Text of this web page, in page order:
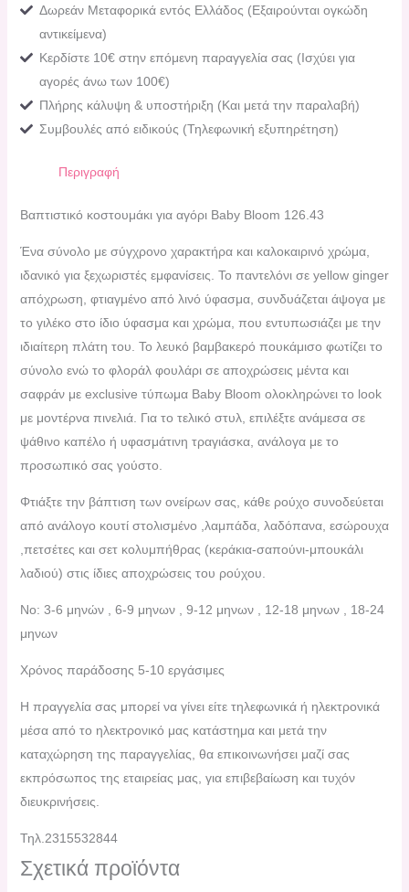
Δωρεάν Μεταφορικά εντός Ελλάδος (Εξαιρούνται ογκώδη
αντικείμενα)
Κερδίστε 10€ στην επόμενη παραγγελία σας (Ισχύει για
αγορές άνω των 100€)
Πλήρης κάλυψη & υποστήριξη (Και μετά την παραλαβή)
Συμβουλές από ειδικούς (Τηλεφωνική εξυπηρέτηση)
Περιγραφή
Βαπτιστικό κοστουμάκι για αγόρι Baby Bloom 126.43
Ένα σύνολο με σύγχρονο χαρακτήρα και καλοκαιρινό χρώμα,
ιδανικό για ξεχωριστές εμφανίσεις. Το παντελόνι σε yellow ginger
απόχρωση, φτιαγμένο από λινό ύφασμα, συνδυάζεται άψογα με
το γιλέκο στο ίδιο ύφασμα και χρώμα, που εντυπωσιάζει με την
ιδιαίτερη πλάτη του. Το λευκό βαμβακερό πουκάμισο φωτίζει το
σύνολο ενώ το φλοράλ φουλάρι σε αποχρώσεις μέντα και
σαφράν με exclusive τύπωμα Baby Bloom ολοκληρώνει το look
με μοντέρνα πινελιά. Για το τελικό στυλ, επιλέξτε ανάμεσα σε
ψάθινο καπέλο ή υφασμάτινη τραγιάσκα, ανάλογα με το
προσωπικό σας γούστο.
Φτιάξτε την βάπτιση των ονείρων σας, κάθε ρούχο συνοδεύεται
από ανάλογο κουτί στολισμένο ,λαμπάδα, λαδόπανα, εσώρουχα
,πετσέτες και σετ κολυμπήθρας (κεράκια-σαπούνι-μπουκάλι
λαδιού) στις ίδιες αποχρώσεις του ρούχου.
No: 3-6 μηνών , 6-9 μηνων , 9-12 μηνων , 12-18 μηνων , 18-24
μηνων
Χρόνος παράδοσης 5-10 εργάσιμες
H πραγγελία σας μπορεί να γίνει είτε τηλεφωνικά ή ηλεκτρονικά
μέσα από το ηλεκτρονικό μας κατάστημα και μετά την
καταχώρηση της παραγγελίας, θα επικοινωνήσει μαζί σας
εκπρόσωπος της εταιρείας μας, για επιβεβαίωση και τυχόν
διευκρινήσεις.
Τηλ.2315532844
Σχετικά προϊόντα